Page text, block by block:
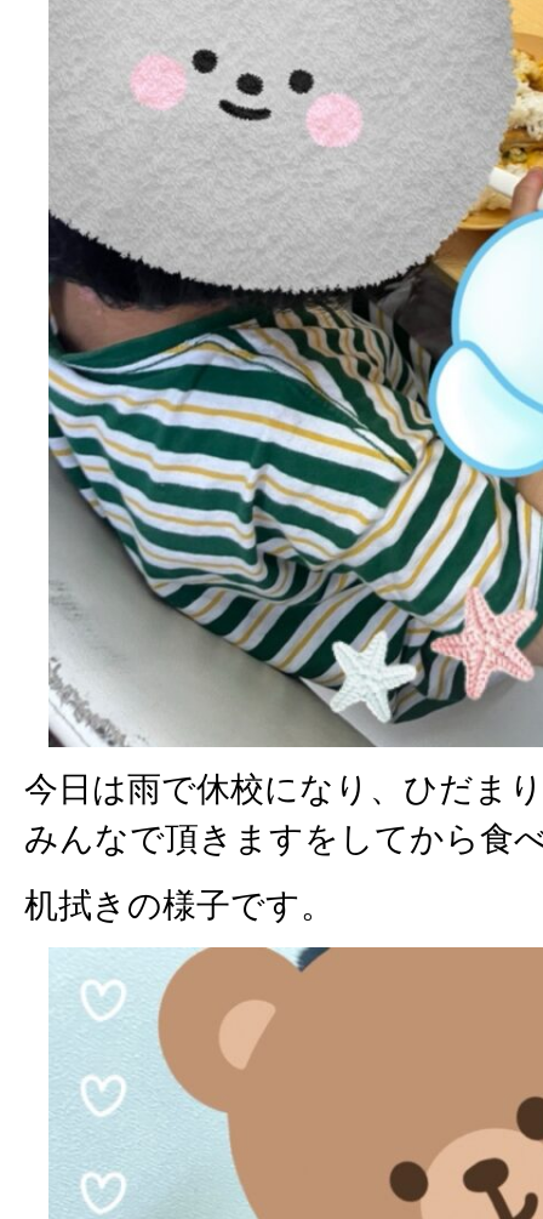
今日は雨で休校になり、ひだま
みんなで頂きますをしてから食
机拭きの様子です。